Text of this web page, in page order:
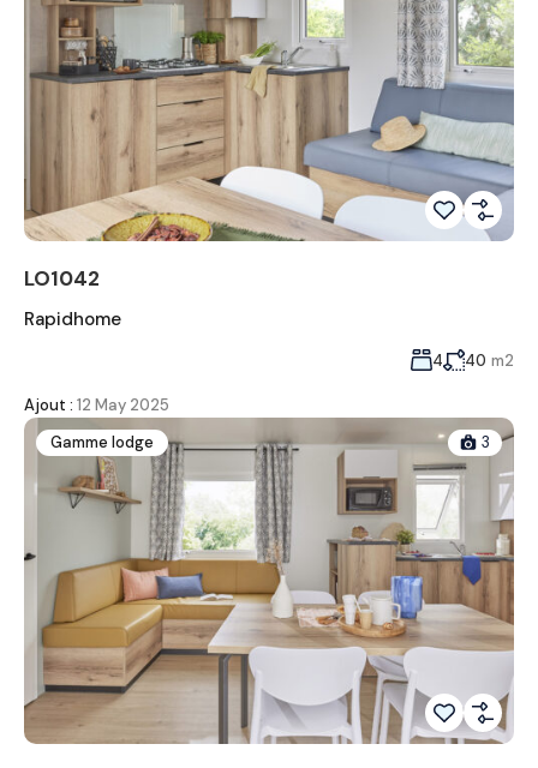
LO1042
Rapidhome
4 40 m2
Ajout : 12 May 2025
Gamme lodge
3